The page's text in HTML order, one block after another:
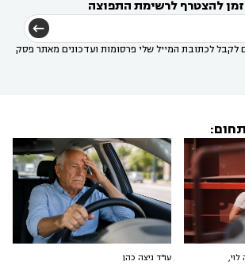
להצטרף לרשימת התפוצה
לקבל לכתובת המייל שלי פרסומות ועדכונים מאתר פסק
לוי,
עו"ד ניצה כהן